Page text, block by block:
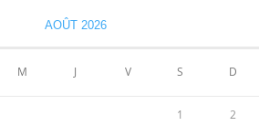
AOÛT 2026
M J V S D
1 2